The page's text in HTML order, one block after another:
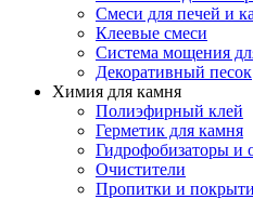
Смеси для печей и
Клеевые смеси
Система мощения
Декоративный песок
Химия для камня
Полиэфирный клей
Герметик для камня
Гидрофобизаторы и
Очистители
Пропитки и